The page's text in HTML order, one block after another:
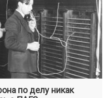
по делу никак